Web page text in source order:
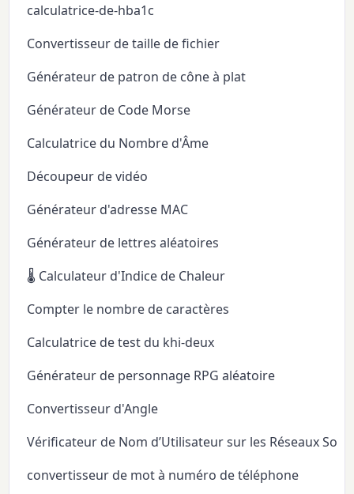
calculatrice-de-hba1c
Convertisseur de taille de fichier
Générateur de patron de cône à plat
Générateur de Code Morse
Calculatrice du Nombre d'Âme
Découpeur de vidéo
Générateur d'adresse MAC
Générateur de lettres aléatoires
🌡️ Calculateur d'Indice de Chaleur
Compter le nombre de caractères
Calculatrice de test du khi-deux
Générateur de personnage RPG aléatoire
Convertisseur d'Angle
Vérificateur de Nom d’Utilisateur sur les Réseaux
convertisseur de mot à numéro de téléphone